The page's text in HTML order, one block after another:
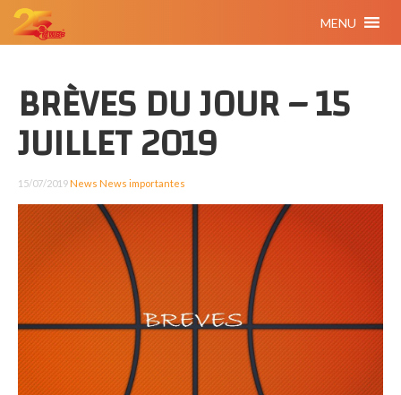
MENU
BRÈVES DU JOUR – 15
JUILLET 2019
15/07/2019News News importantes